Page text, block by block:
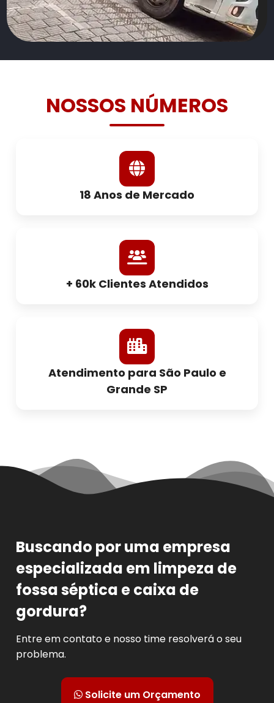
NOSSOS NÚMEROS
18 Anos de Mercado
+ 60k Clientes Atendidos
Atendimento para São Paulo e
Grande SP
Buscando por uma empresa
especializada em limpeza de
fossa séptica e caixa de
gordura?
Entre em contato e nosso time resolverá o seu
problema.
Solicite um Orçamento